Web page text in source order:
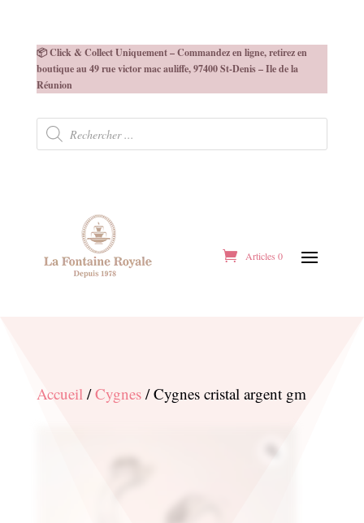
📦 Click & Collect Uniquement – Commandez en ligne, retirez en
boutique au 49 rue victor mac auliffe, 97400 St-Denis – Ile de la
Réunion
Recherche
produits
Articles 0
Accueil/Cygnes/ Cygnes cristal argent gm